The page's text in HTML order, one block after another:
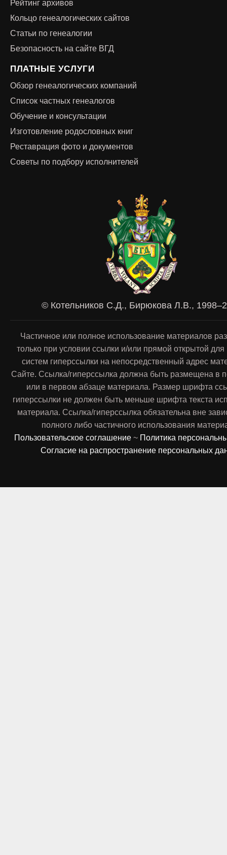
Рейтинг архивов
Кольцо генеалогических сайтов
Статьи по генеалогии
Безопасность на сайте ВГД
ПЛАТНЫЕ УСЛУГИ
Обзор генеалогических компаний
Список частных генеалогов
Обучение и консультации
Изготовление родословных книг
Реставрация фото и документов
Советы по подбору исполнителей
© Котельников С.Д., Бирюкова Л.В.,
Частичное или полное использование материалов
только при условии ссылки и/или прямой открытой
систем гиперссылки на непосредственный адрес
Сайте. Ссылка/гиперссылка должна быть размещена в
или в первом абзаце материала. Размер шрифта
гиперссылки не должен быть меньше шрифта текста
материала. Ссылка/гиперссылка обязательна вне
полного либо частичного использования
Пользовательское соглашение ~ Политика
Согласие на распространение персональных